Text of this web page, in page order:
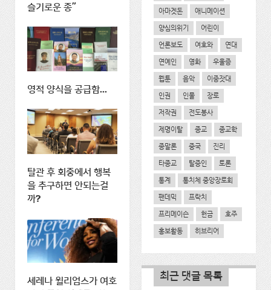
슬기로운 종"
영적 양식을 공급함...
탈관 후 회중에서 행복
을 추구하면 안되는걸
까?
세레나 윌리엄스가 여호
아마겟돈 애니메이션
양심의위기 어린이
언론보도 여호와 연대
연예인 영화 우울증
웹툰 음악 이중잣대
인권 인물 장로
저작권 전도봉사
제명이탈 종교 종교학
종말론 중국 진리
타종교 탈증인 토론
통계 통치체 중앙장로회
팬데믹 프락치
프리메이슨 헌금 호주
홍보활동 히브리어
최근 댓글 목록